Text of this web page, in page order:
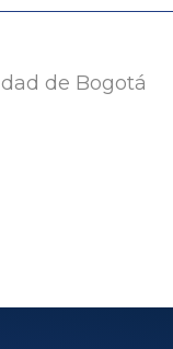
de Bogotá